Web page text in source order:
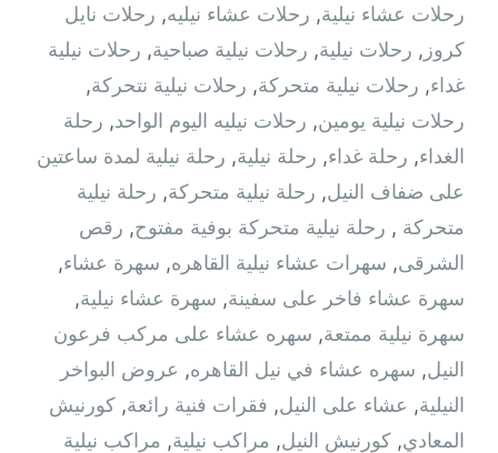
رحلات عشاء نيلية, رحلات عشاء نيليه, رحلات نايل
كروز , رحلات نيلية, رحلات نيلية صباحية, رحلات نيلية
غداء, رحلات نيلية متحركة, رحلات نيلية نتحركة,
رحلات نيلية يومين, رحلات نيليه اليوم الواحد, رحلة
الغداء, رحلة غداء, رحلة نيلية, رحلة نيلية لمدة ساعتين
على ضفاف النيل, رحلة نيلية متحركة, رحلة نيلية
متحركة ‫ , رحلة نيلية متحركة بوفية مفتوح, رقص
الشرقى, سهرات عشاء نيلية القاهره, سهرة عشاء,
سهرة عشاء فاخر على سفينة, سهرة عشاء نيلية,
سهرة نيلية ممتعة, سهره عشاء على مركب فرعون
النيل, سهره عشاء في نيل القاهره‏, عروض البواخر
النيلية, عشاء على النيل, فقرات فنية رائعة, كورنيش
المعادي, كورنيش النيل, مراكب نيلية, مراكب نيلية